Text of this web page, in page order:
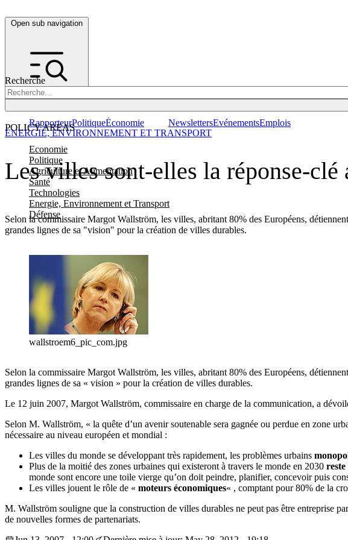
Open sub navigation
Recherche
POLICY AREAS
Economie
Politique
Agriculture et Alimentation
Santé
Technologies
Energie, Environnement et Transport
Défense
RapporteurPolitiqueÉconomie NewslettersEvénementsEmplois
Les villes sont-elles la réponse-
Selon la commissaire Margot Wallström, les villes, abritant 80% des Européens,
grandes lignes de sa "vision" pour la création de villes durables.
ENERGIE, ENVIRONNEMENT ET TRANSPORT
wallstroem6_pic_com.jpg
Selon la commissaire Margot Wallström, les villes, abritant 80% des Européens,
grandes lignes de sa « vision » pour la création de villes durables.
Le 12 juin 2007, Margot Wallström, commissaire en charge de la communication, a
Selon M. Wallström, « la quête d’un avenir soutenable sera gagnée ou perdue en zone
nécessaire au niveau européen et mondial :
Les villes du monde se développant très rapidement, les problèmes urbains
Plus de la moitié des zones urbaines qui existeront à travers le monde en 2030
monde sont encore une toile vierge qu’on doit peindre, planifier, concevoir puis
Les villes jouent le rôle de « moteurs économiques« , comptant pour 80% de la
M. Wallström souligne que la construction de villes durables ne peut pas être entreprise
de nouvelles formes de partenariats.